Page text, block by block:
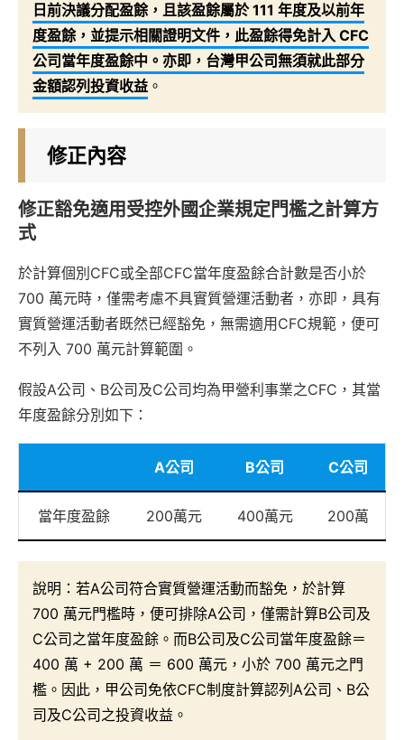
日前決議分配盈餘，且該盈餘屬於 111 年度及以前年
度盈餘，並提示相關證明文件，此盈餘得免計入 CFC
公司當年度盈餘中。亦即，台灣甲公司無須就此部分
金額認列投資收益 。
修正內容
修正豁免適用受控外國企業規定門檻之計算方
式
於計算個別CFC或全部CFC當年度盈餘合計數是否小於
700 萬元時，僅需考慮不具實質營運活動者，亦即，具有
實質營運活動者既然已經豁免，無需適用CFC規範，便可
不列入 700 萬元計算範圍。
假設A公司、B公司及C公司均為甲營利事業之CFC，其當
年度盈餘分別如下：
A公司 B公司 C公司
當年度盈餘 200萬元 400萬元 200萬
說明：若A公司符合實質營運活動而豁免，於計算
700 萬元門檻時，便可排除A公司，僅需計算B公司及
C公司之當年度盈餘。而B公司及C公司當年度盈餘＝
400 萬 + 200 萬 ＝ 600 萬元，小於 700 萬元之門
檻。因此，甲公司免依CFC制度計算認列A公司、B公
司及C公司之投資收益。